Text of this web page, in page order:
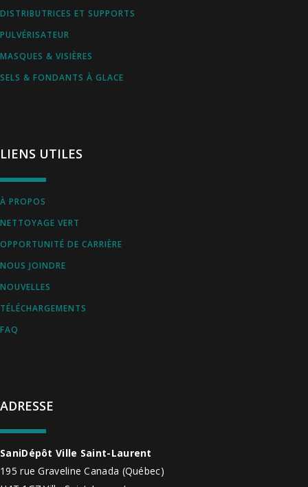
ADRESSE
SaniDépôt Ville Saint-Laurent
195 rue Graveline Canada (Québec)
DISTRIBUTRICES ET SUPPORTS
PULVÉRISATEUR
MASQUES & VISIÈRES
SELS & FONDANTS À GLACE
LIENS UTILES
À PROPOS
NETTOYAGE VERT
OPPORTUNITÉ DE CARRIÈRE
NOUS JOINDRE
NOUVELLES
TÉLÉCHARGEMENTS
FAQ